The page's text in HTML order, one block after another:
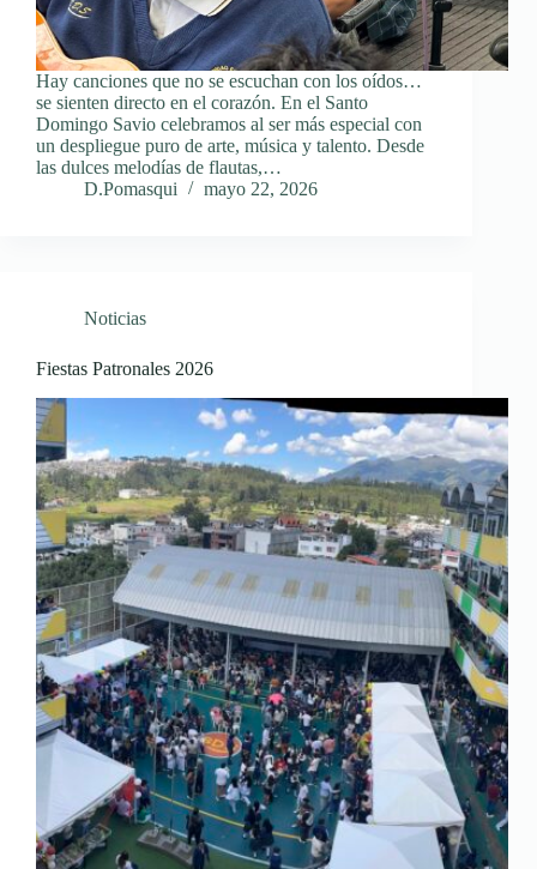
Hay canciones que no se escuchan con los oídos…
se sienten directo en el corazón. En el Santo
Domingo Savio celebramos al ser más especial con
un despliegue puro de arte, música y talento. Desde
las dulces melodías de flautas,…
D.Pomasqui
mayo 22, 2026
Noticias
Fiestas Patronales 2026